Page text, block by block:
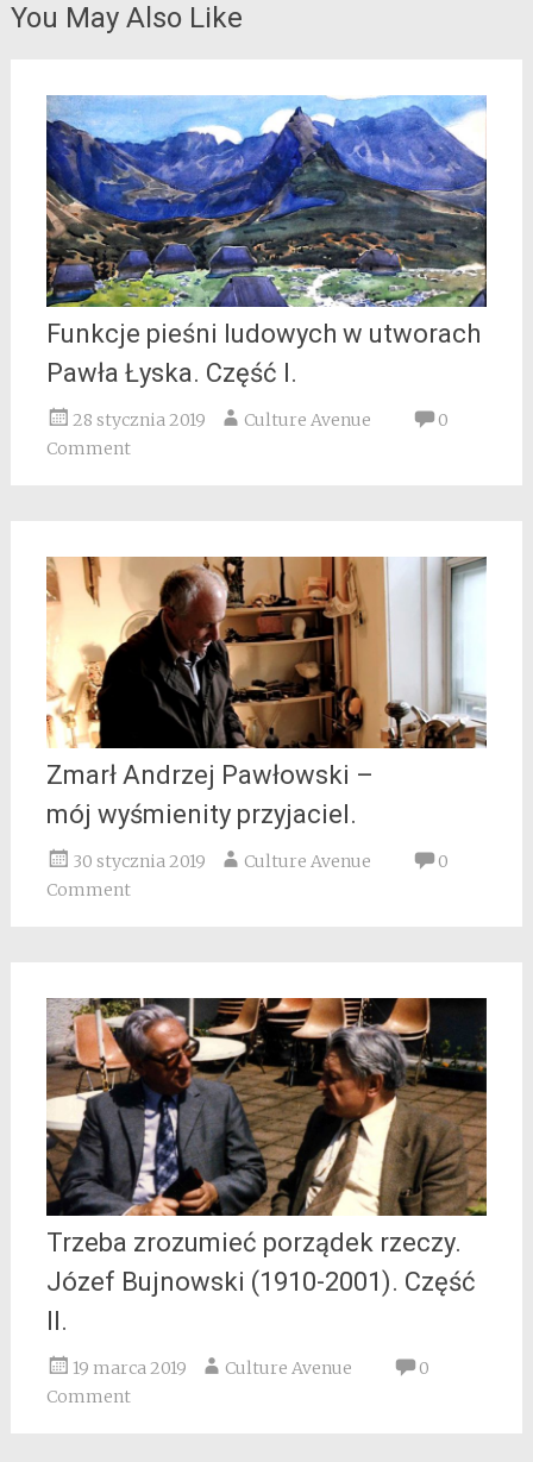
You May Also Like
Funkcje pieśni ludowych w utworach
Pawła Łyska. Część I.
28 stycznia 2019 Culture Avenue
0
Comment
Zmarł Andrzej Pawłowski –
mój wyśmienity przyjaciel.
30 stycznia 2019 Culture Avenue
0
Comment
Trzeba zrozumieć porządek rzeczy.
Józef Bujnowski (1910-2001). Część
II.
19 marca 2019 Culture Avenue
0
Comment